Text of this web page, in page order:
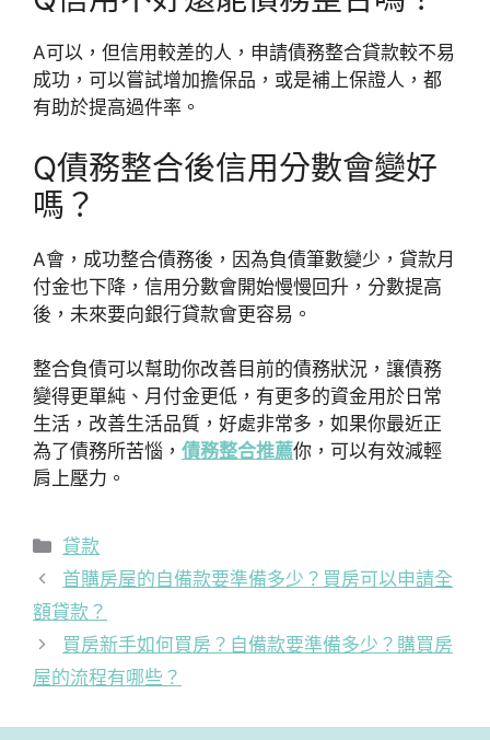
A可以，但信用較差的人，申請債務整合貸款較不易
成功，可以嘗試增加擔保品，或是補上保證人，都
有助於提高過件率。
Q債務整合後信用分數會變好
嗎？
A會，成功整合債務後，因為負債筆數變少，貸款月
付金也下降，信用分數會開始慢慢回升，分數提高
後，未來要向銀行貸款會更容易。
整合負債可以幫助你改善目前的債務狀況，讓債務
變得更單純、月付金更低，有更多的資金用於日常
生活，改善生活品質，好處非常多，如果你最近正
為了債務所苦惱， 債務整合推薦你，可以有效減輕
肩上壓力。
分
類
貸款
首購房屋的自備款要準備多少？買房可以申請全
額貸款？
買房新手如何買房？自備款要準備多少？購買房
屋的流程有哪些？